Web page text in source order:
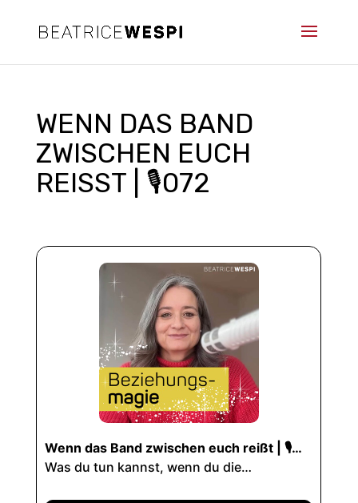
WENN DAS BAND
ZWISCHEN EUCH
REISST | 🎙️072